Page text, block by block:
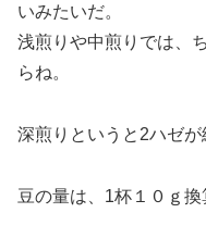
いみたいだ。
浅煎りや中煎りでは、
らね。
深煎りというと2ハゼが
豆の量は、1杯１０ｇ換